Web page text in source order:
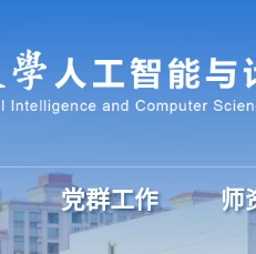
党群工作 师